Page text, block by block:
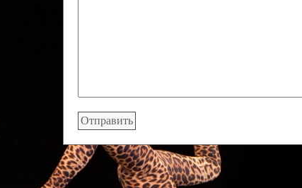
Государственный
Дворец
Новости
ОТЧЕТЫ ГКЦ "ДВОРЕЦ